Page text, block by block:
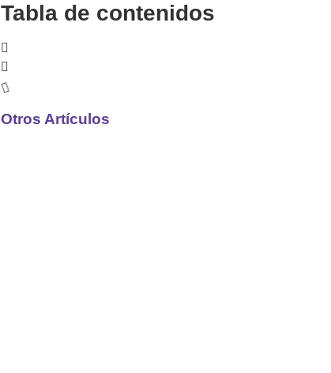
Tabla de contenidos
Otros Artículos